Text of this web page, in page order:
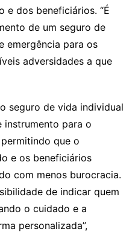
e dos beneficiários. “É
de um seguro de
emergência para os
adversidades a que
seguro de vida individual
instrumento para o
que o
e os beneficiários
com menos burocracia.
de indicar quem
o cuidado e a
personalizada”,